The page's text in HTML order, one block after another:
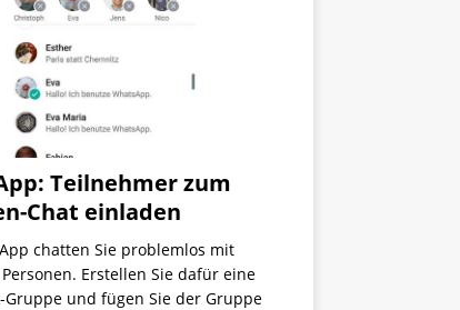
Teilnehmer zum
Chat einladen
chatten Sie problemlos mit
Erstellen Sie dafür eine
Gruppe und fügen Sie der Gruppe